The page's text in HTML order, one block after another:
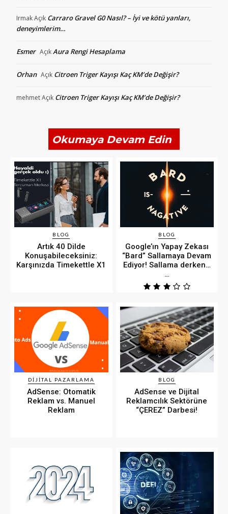
IrmakAçık Carraro Gravel G0 Nasıl? – İyi ve kötü yanları,
deneyimlerim…
Esmer AçıkAura Rengi Hesaplama
Orhan Açık Citroen Triger Kayışı Kaç KM’de Değişir?
mehmetAçık Citroen Triger Kayışı Kaç KM’de Değişir?
Okumaya Devam Edin
BLOG
Artık 40 Dilde
Konuşabileceksiniz:
Karşınızda Timekettle X1
BLOG
Google’ın Yapay Zekası
“Bard” Sallamaya Devam
Ediyor! Sallama derken…
…
DIJITAL PAZARLAMA
AdSense: Otomatik
Reklam vs. Manuel
Reklam
BLOG
AdSense ve Dijital
Reklamcılık Sektörüne
“ÇEREZ” Darbesi!